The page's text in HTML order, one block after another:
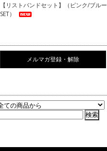
【リストバンドセット】（ピンク/ブルー
SET）
メルマガ登録・解除